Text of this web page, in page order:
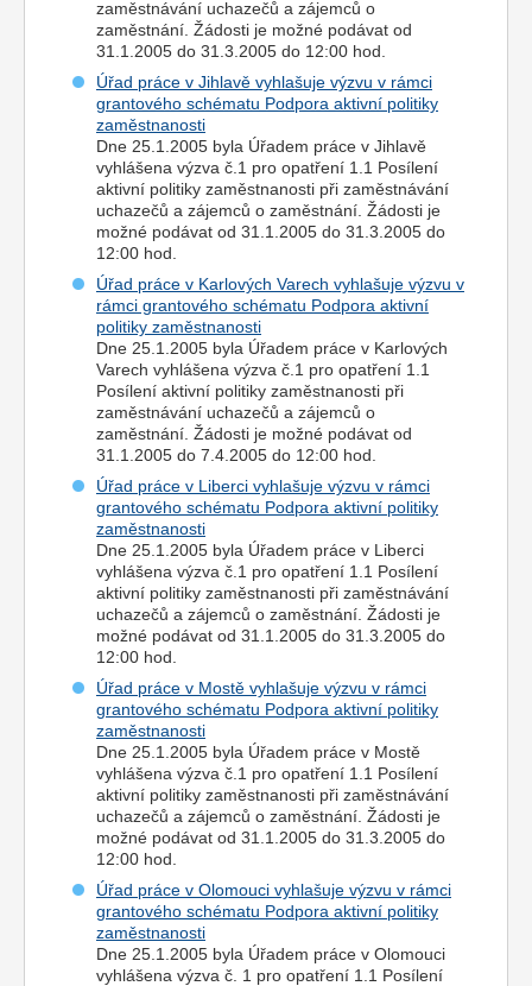
zaměstnávání uchazečů a zájemců o
zaměstnání. Žádosti je možné podávat od
31.1.2005 do 31.3.2005 do 12:00 hod.
Úřad práce v Jihlavě vyhlašuje výzvu v rámci
grantového schématu Podpora aktivní politiky
zaměstnanosti
Dne 25.1.2005 byla Úřadem práce v Jihlavě
vyhlášena výzva č.1 pro opatření 1.1 Posílení
aktivní politiky zaměstnanosti při zaměstnávání
uchazečů a zájemců o zaměstnání. Žádosti je
možné podávat od 31.1.2005 do 31.3.2005 do
12:00 hod.
Úřad práce v Karlových Varech vyhlašuje výzvu v
rámci grantového schématu Podpora aktivní
politiky zaměstnanosti
Dne 25.1.2005 byla Úřadem práce v Karlových
Varech vyhlášena výzva č.1 pro opatření 1.1
Posílení aktivní politiky zaměstnanosti při
zaměstnávání uchazečů a zájemců o
zaměstnání. Žádosti je možné podávat od
31.1.2005 do 7.4.2005 do 12:00 hod.
Úřad práce v Liberci vyhlašuje výzvu v rámci
grantového schématu Podpora aktivní politiky
zaměstnanosti
Dne 25.1.2005 byla Úřadem práce v Liberci
vyhlášena výzva č.1 pro opatření 1.1 Posílení
aktivní politiky zaměstnanosti při zaměstnávání
uchazečů a zájemců o zaměstnání. Žádosti je
možné podávat od 31.1.2005 do 31.3.2005 do
12:00 hod.
Úřad práce v Mostě vyhlašuje výzvu v rámci
grantového schématu Podpora aktivní politiky
zaměstnanosti
Dne 25.1.2005 byla Úřadem práce v Mostě
vyhlášena výzva č.1 pro opatření 1.1 Posílení
aktivní politiky zaměstnanosti při zaměstnávání
uchazečů a zájemců o zaměstnání. Žádosti je
možné podávat od 31.1.2005 do 31.3.2005 do
12:00 hod.
Úřad práce v Olomouci vyhlašuje výzvu v rámci
grantového schématu Podpora aktivní politiky
zaměstnanosti
Dne 25.1.2005 byla Úřadem práce v Olomouci
vyhlášena výzva č. 1 pro opatření 1.1 Posílení